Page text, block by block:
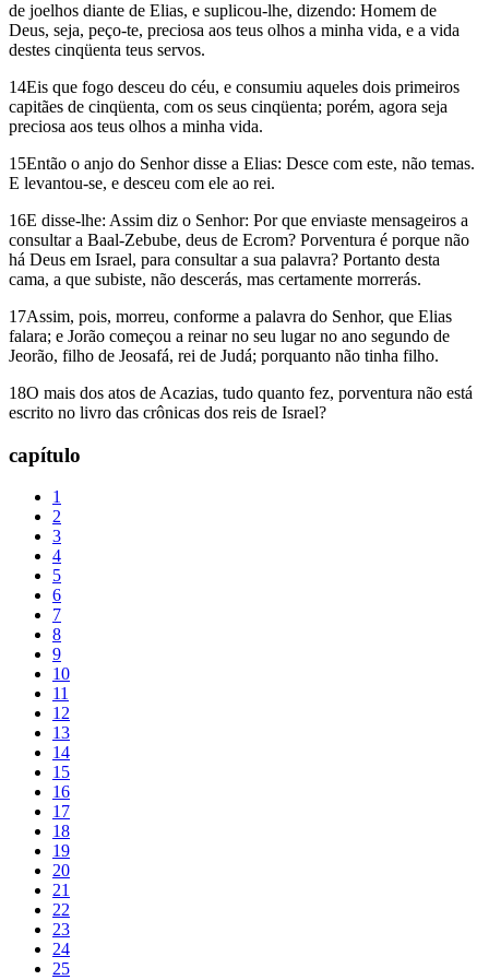
de joelhos diante de Elias, e suplicou-lhe, dizendo: Homem de
Deus, seja, peço-te, preciosa aos teus olhos a minha vida, e a vida
destes cinqüenta teus servos.
14Eis que fogo desceu do céu, e consumiu aqueles dois primeiros
capitães de cinqüenta, com os seus cinqüenta; porém, agora seja
preciosa aos teus olhos a minha vida.
15Então o anjo do Senhor disse a Elias: Desce com este, não temas.
E levantou-se, e desceu com ele ao rei.
16E disse-lhe: Assim diz o Senhor: Por que enviaste mensageiros a
consultar a Baal-Zebube, deus de Ecrom? Porventura é porque não
há Deus em Israel, para consultar a sua palavra? Portanto desta
cama, a que subiste, não descerás, mas certamente morrerás.
17Assim, pois, morreu, conforme a palavra do Senhor, que Elias
falara; e Jorão começou a reinar no seu lugar no ano segundo de
Jeorão, filho de Jeosafá, rei de Judá; porquanto não tinha filho.
18O mais dos atos de Acazias, tudo quanto fez, porventura não está
escrito no livro das crônicas dos reis de Israel?
capítulo
1
2
3
4
5
6
7
8
9
10
11
12
13
14
15
16
17
18
19
20
21
22
23
24
25